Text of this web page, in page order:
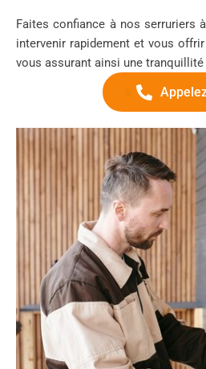
Faites confiance à nos serruriers
intervenir rapidement et vous
vous assurant ainsi une tranquillité